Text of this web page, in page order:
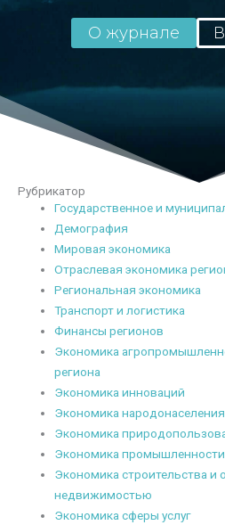
О журнале
Рубрикатор
Государственное и
Демография
Мировая экономика
Отраслевая экономика
Региональная экономика
Транспорт и логистика
Финансы регионов
Экономика
региона
Экономика инноваций
Экономика
Экономика
Экономика промышленности
Экономика строительства и
недвижимостью
Экономика сферы услуг